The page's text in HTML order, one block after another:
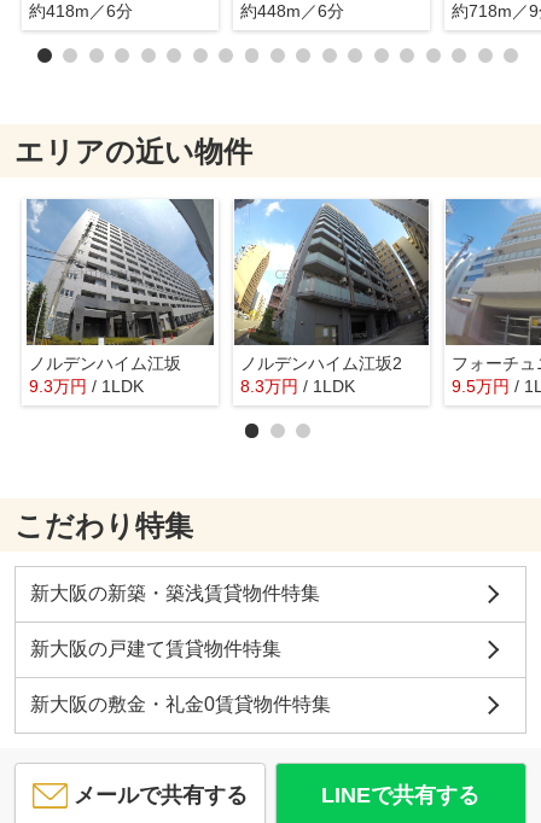
約418m／6分
約448m／6分
約718m／
エリアの近い物件
ノルデンハイム江坂
9.3万円 / 1LDK
ノルデンハイム江坂2
8.3万円 / 1LDK
フォーチ
9.5万円 /
こだわり特集
新大阪の新築・築浅賃貸物件特集
新大阪の戸建て賃貸物件特集
新大阪の敷金・礼金0賃貸物件特集
メールで共有する LINEで共有する